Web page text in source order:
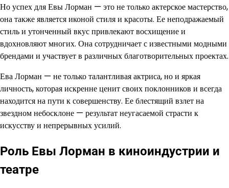
Но успех для Евы Лорман — это не только актерское мастерство,
она также является иконой стиля и красоты. Ее неподражаемый
стиль и утонченный вкус привлекают восхищение и
вдохновляют многих. Она сотрудничает с известными модными
брендами и участвует в различных благотворительных проектах.
Ева Лорман — не только талантливая актриса, но и яркая
личность, которая искренне ценит своих поклонников и всегда
находится на пути к совершенству. Ее блестящий взлет на
звездном небосклоне — результат неугасаемой страсти к
искусству и непрерывных усилий.
Роль Евы Лорман в киноиндустрии и
театре